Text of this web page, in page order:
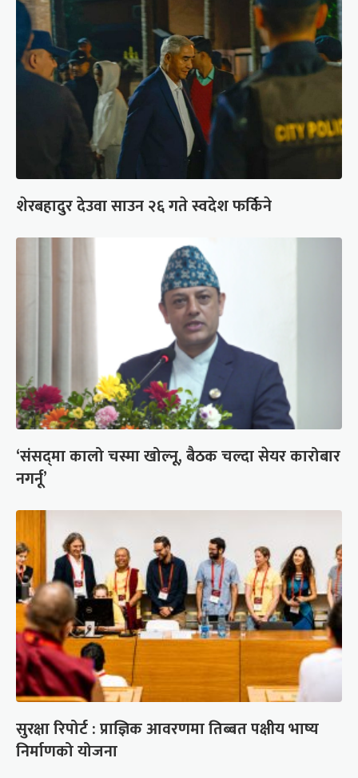
शेरबहादुर देउवा साउन २६ गते स्वदेश फर्किने
‘संसद्‍मा कालो चस्मा खोल्नू, बैठक चल्दा सेयर कारोबार
नगर्नू’
सुरक्षा रिपोर्ट : प्राज्ञिक आवरणमा तिब्बत पक्षीय भाष्य
निर्माणको योजना